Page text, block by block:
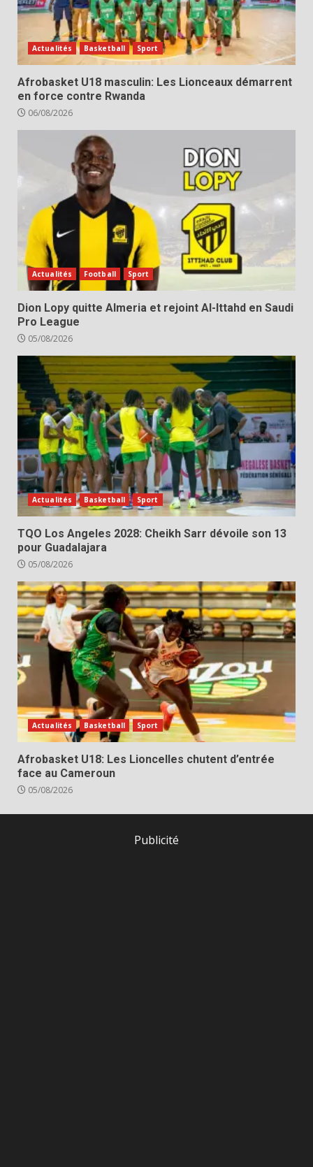
Actualités Basketball Sport
Afrobasket U18 masculin: Les Lionceaux démarrent
en force contre Rwanda
06/08/2026
Actualités Football Sport
Dion Lopy quitte Almeria et rejoint Al-Ittahd en Saudi
Pro League
05/08/2026
Actualités Basketball Sport
TQO Los Angeles 2028: Cheikh Sarr dévoile son 13
pour Guadalajara
05/08/2026
Actualités Basketball Sport
Afrobasket U18: Les Lioncelles chutent d’entrée
face au Cameroun
05/08/2026
Publicité